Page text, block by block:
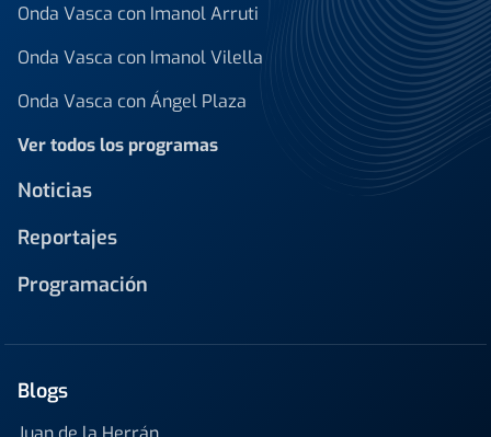
Onda Vasca con Imanol Arruti
Onda Vasca con Imanol Vilella
Onda Vasca con Ángel Plaza
Ver todos los programas
Noticias
Reportajes
Programación
Blogs